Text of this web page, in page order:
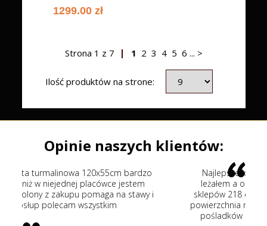
1299.00 zł
Strona 1 z 7 1 2 3 4 5 6 ... >
Ilość produktów na strone:
Opinie naszych klientów:
i
Najlepsze łóżko masujące na jakimkolwiek
leżałem a odwiedziłem już wiele placówek i
sklepów 218 cm duże rolki jedno korytko duża
powierzchnia masowania znakomite rozciąganie
pośladków i kręgosłupa polecam każdemu